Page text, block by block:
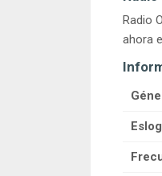
Radio
ahora